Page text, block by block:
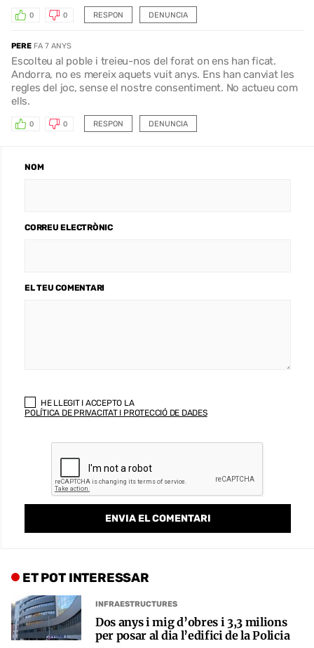
RESPON
0 0 DENUNCIA
PERE FA 7 ANYS
Escolteu al poble i treieu-nos del forat on ens han ficat.
Andorra, no es mereix aquets vuit anys. Ens han canviat les
regles del joc, sense el nostre consentiment. No actueu com
ells.
RESPON
0 0 DENUNCIA
NOM
CORREU ELECTRÒNIC
EL TEU COMENTARI
HE LLEGIT I ACCEPTO LA
POLÍTICA DE PRIVACITAT I PROTECCIÓ DE DADES
ET POT INTERESSAR
INFRAESTRUCTURES
Dos anys i mig d’obres i 3,3 milions
per posar al dia l’edifici de la Policia